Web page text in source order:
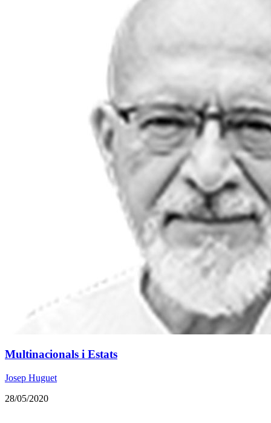
Multinacionals i Estats
Josep Huguet
28/05/2020